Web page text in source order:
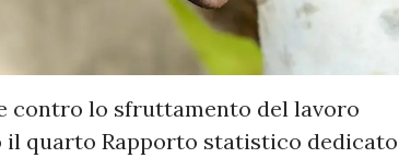
contro lo sfruttamento del lavoro
quarto Rapporto statistico dedicato